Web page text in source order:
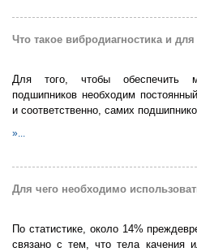
Что такое вибродиагностика и
Для того, чтобы обеспечить
подшипников необходим
и соответственно, самих
»...
Для чего необходимо
По статистике, около 14%
связано с тем, что тела качения